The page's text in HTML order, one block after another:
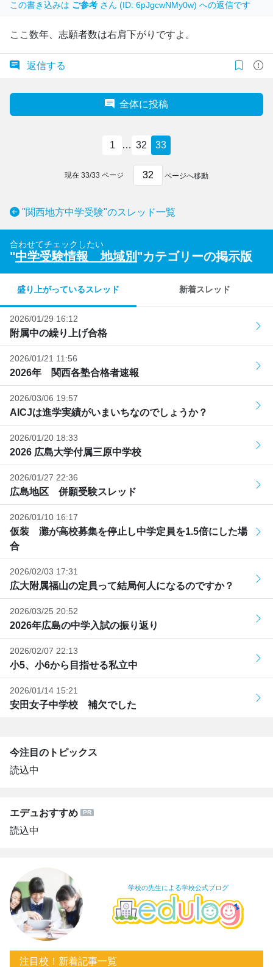
この書き込みは ご参考 さん (ID: 6pJgcwNMy0w) への返信です
ここ数年、志願者数は右肩下がりですよ。
返信する
全体に投稿
1 … 32 33
現在 33/33 ページ ページへ移動
"関西地方中学受験"のスレッド一覧
合わせてチェックしたい
"中学受験情報 地域別 "カテゴリーの掲示版
盛り上がっているスレッド 新着スレッド
2026/01/29 16:12
附属中の繰り上げ合格
2026/01/21 11:56
2026年 関西各塾合格者速報
2026/03/06 19:57
AICJは進学実績がいまいちなのでしょうか？
2026/01/20 18:33
2026 広島大学付属三原中学校
2026/01/27 22:36
広島地区 併願受験スレッド
2026/01/10 16:17
仮装 灘が高校募集を停止し中学定員を1.5倍にした場
合
2026/02/03 17:31
広大附属福山の定員って結局何人になるのですか？
2026/03/25 20:52
2026年広島の中学入試の振り返り
2026/02/07 22:13
小5、小6から目指せる私立中
2026/01/14 15:21
安田女子中学校 補欠でした
今注目のトピックス
読込中
エデュおすすめ
読込中
学校の先生による学校公式ブログ
注目校！新着記事一覧